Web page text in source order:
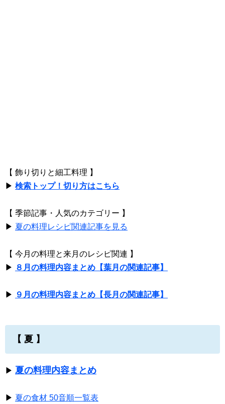
【 飾り切りと細工料理 】
▶ 検索トップ！切り方はこちら
【 季節記事・人気のカテゴリー 】
▶ 夏の料理レシピ関連記事を見る
【 今月の料理と来月のレシピ関連 】
▶ ８月の料理内容まとめ【葉月の関連記事】
▶ ９月の料理内容まとめ【長月の関連記事】
【 夏 】
▶ 夏の料理内容まとめ
▶ 夏の食材 50音順一覧表